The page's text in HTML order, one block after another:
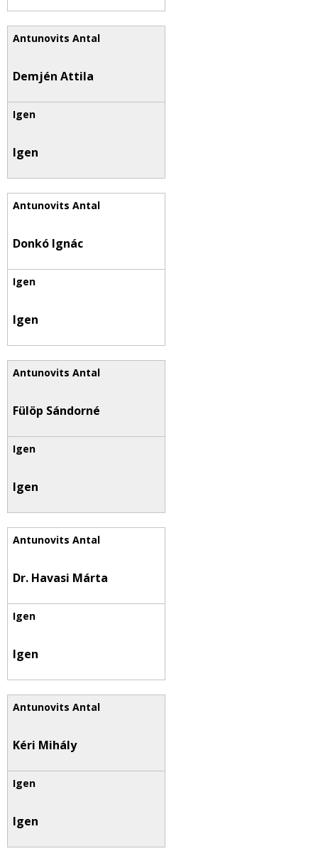
Demjén Attila
Igen
Donkó Ignác
Igen
Fülöp Sándorné
Igen
Dr. Havasi Márta
Igen
Kéri Mihály
Igen